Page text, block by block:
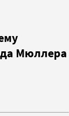
Мюллера